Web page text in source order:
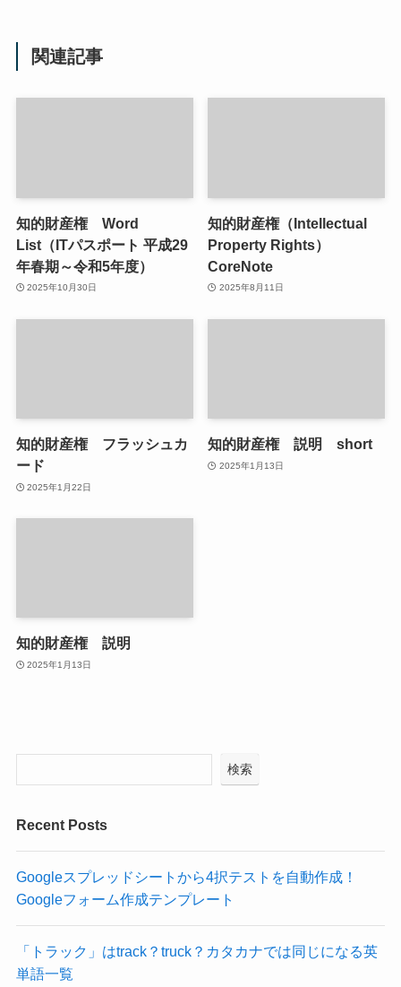
関連記事
知的財産権 Word
List（ITパスポート 平成29
年春期～令和5年度）
2025年10月30日
知的財産権（Intellectual
Property Rights）
CoreNote
2025年8月11日
知的財産権 フラッシュカ
ード
2025年1月22日
知的財産権 説明 short
2025年1月13日
知的財産権 説明
2025年1月13日
検索
Recent Posts
Googleスプレッドシートから4択テストを自動作成！
Googleフォーム作成テンプレート
「トラック」はtrack？truck？カタカナでは同じになる英
単語一覧